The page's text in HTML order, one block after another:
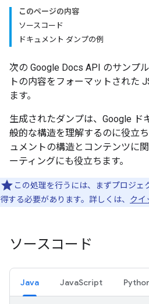
このページの内容
ソースコード
ドキュメント ダンプの例
次の Google Docs API のサンプ
トの内容をフォーマットされた
ます。
生成されたダンプは、Google ド
般的な構造を理解するのに役立
ュメントの構造とコンテンツに
ーティングにも役立ちます。
この処理を行うには、まずプロジェ
得する必要があります。詳しくは、 クイ
ソースコード
Java JavaScript